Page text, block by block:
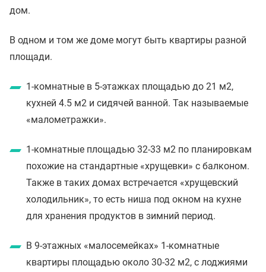
дом.
В одном и том же доме могут быть квартиры разной
площади.
1-комнатные в 5-этажках площадью до 21 м2,
кухней 4.5 м2 и сидячей ванной. Так называемые
«малометражки».
1-комнатные площадью 32-33 м2 по планировкам
похожие на стандартные «хрущевки» с балконом.
Также в таких домах встречается «хрущевский
холодильник», то есть ниша под окном на кухне
для хранения продуктов в зимний период.
В 9-этажных «малосемейках» 1-комнатные
квартиры площадью около 30-32 м2, с лоджиями